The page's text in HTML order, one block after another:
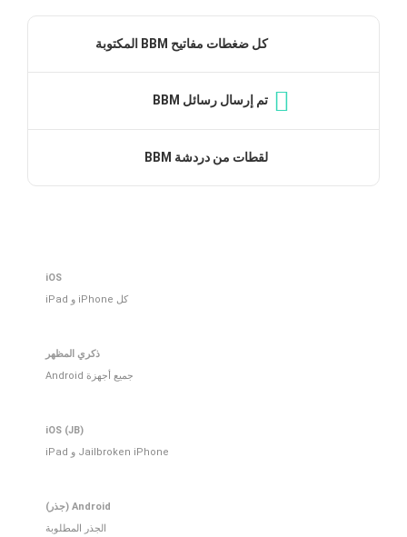
كل ضغطات مفاتيح BBM المكتوبة
تم إرسال رسائل BBM
لقطات من دردشة BBM
iOS
كل iPhone و iPad
ذكري المظهر
جميع أجهزة Android
iOS (JB)
Jailbroken iPhone و iPad
Android (جذر)
الجذر المطلوبة